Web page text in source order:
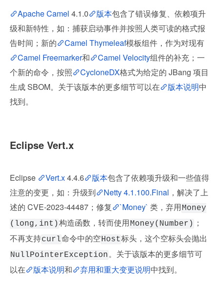
Apache Camel 4.1.0 版本包含了错误修复、依赖项升
级和新特性，如：捕获启动事件并按照人类可读的格式报
告时间；新的
Camel Thymeleaf模板组件，作为对现有
Camel Freemarker和 Camel Velocity组件的补充；一
个新的命令，按照
CycloneDX格式为给定的 JBang 项目
生成 SBOM。关于该版本的更多细节可以在
版本说明中
找到。
Eclipse Vert.x
Eclipse Vert.x 4.4.6 版本包含了依赖项升级和一些值得
注意的变更，如：升级到
Netty 4.1.100.Final ，解决了上
述的 CVE-2023-44487；修复
`Money` 类，弃用Money
(long,int) 构造函数，转而使用Money(Number)
；
不再支持curl命令中的空Host标头，这个空标头会抛出
NullPointerException。关于该版本的更多细节可
以在
版本说明和 弃用和重大变更说明中找到。